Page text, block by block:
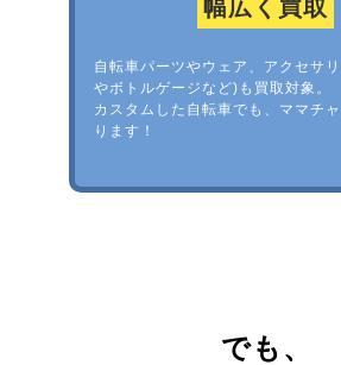
幅広く買取
自転車パーツやウェア、アクセサ
やボトルゲージなど)も買取対象。
カスタムした自転車でも、ママチ
ります！
でも、